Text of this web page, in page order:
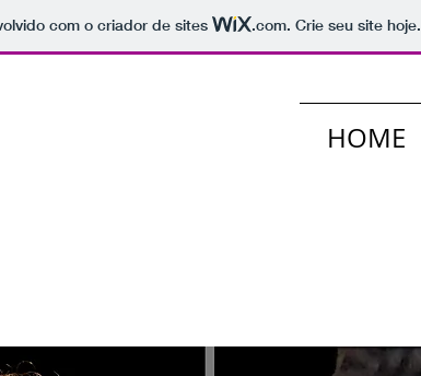
com o criador de sites .com. Crie seu site hoje.
HOME